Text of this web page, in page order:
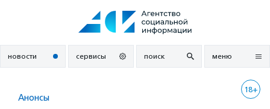
новости сервисы поиск меню
18+
Анонсы